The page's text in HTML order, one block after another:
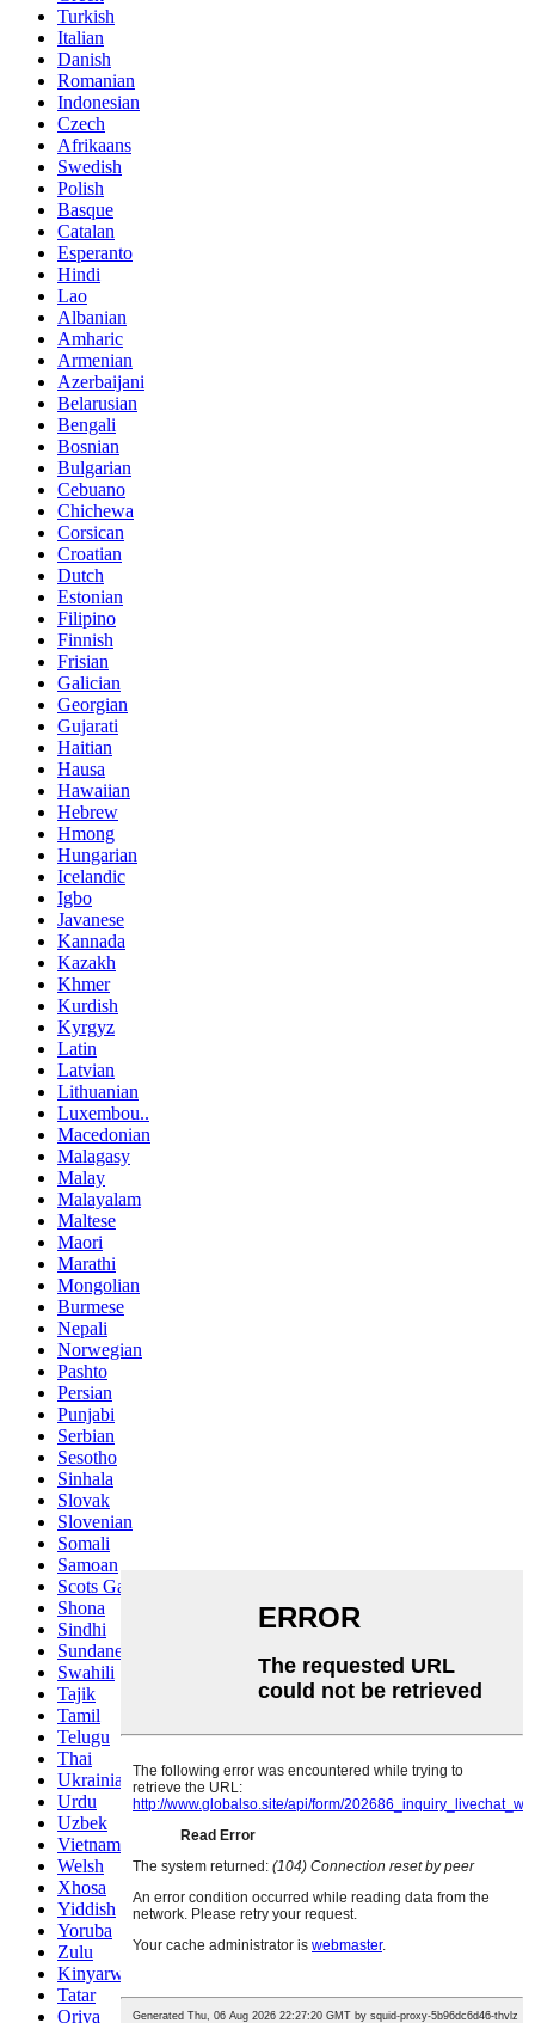
Turkish
Italian
Danish
Romanian
Indonesian
Czech
Afrikaans
Swedish
Polish
Basque
Catalan
Esperanto
Hindi
Lao
Albanian
Amharic
Armenian
Azerbaijani
Belarusian
Bengali
Bosnian
Bulgarian
Cebuano
Chichewa
Corsican
Croatian
Dutch
Estonian
Filipino
Finnish
Frisian
Galician
Georgian
Gujarati
Haitian
Hausa
Hawaiian
Hebrew
Hmong
Hungarian
Icelandic
Igbo
Javanese
Kannada
Kazakh
Khmer
Kurdish
Kyrgyz
Latin
Latvian
Lithuanian
Luxembou..
Macedonian
Malagasy
Malay
Malayalam
Maltese
Maori
Marathi
Mongolian
Burmese
Nepali
Norwegian
Pashto
Persian
Punjabi
Serbian
Sesotho
Sinhala
Slovak
Slovenian
Somali
Samoan
Scots Gaelic
Shona
Sindhi
Sundanese
Swahili
Tajik
Tamil
Telugu
Thai
Ukrainian
Urdu
Uzbek
Vietnamese
Welsh
Xhosa
Yiddish
Yoruba
Zulu
Kinyarwanda
Tatar
Oriya